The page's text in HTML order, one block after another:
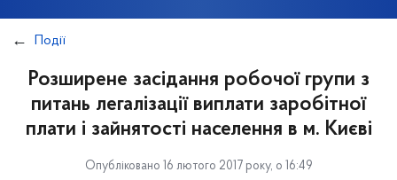
Події
Розширене засідання робочої групи з
питань легалізації виплати заробітної
плати і зайнятості населення в м. Києві
Опубліковано 16 лютого 2017 року, о 16:49